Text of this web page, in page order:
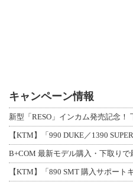
キャンペーン情報
【KTM】「990 DUKE／1390
【KTM】「890 SMT 購入サポー